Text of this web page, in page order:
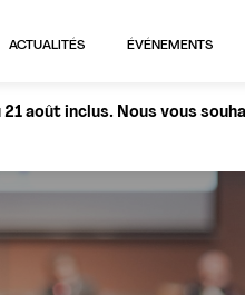
ACTUALITÉS ÉVÉNEMENTS
21 août inclus. Nous vous